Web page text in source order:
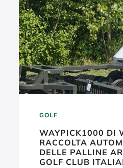
GOLF
WAYPICK1000 DI
RACCOLTA
DELLE PALLINE
GOLF CLUB